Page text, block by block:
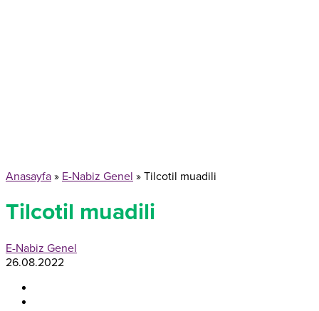
Anasayfa » E-Nabiz Genel » Tilcotil muadili
Tilcotil muadili
E-Nabiz Genel
26.08.2022